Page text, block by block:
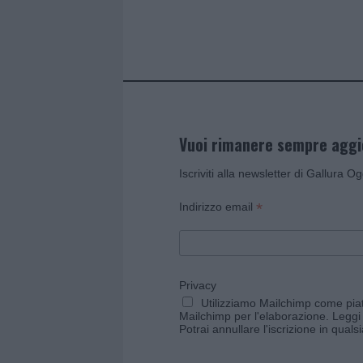
Vuoi rimanere sempre
Iscriviti alla newsletter di Gallura
Indirizzo email *
Privacy
Utilizziamo Mailchimp come
Mailchimp per l'elaborazione.
Potrai annullare l'iscrizione in